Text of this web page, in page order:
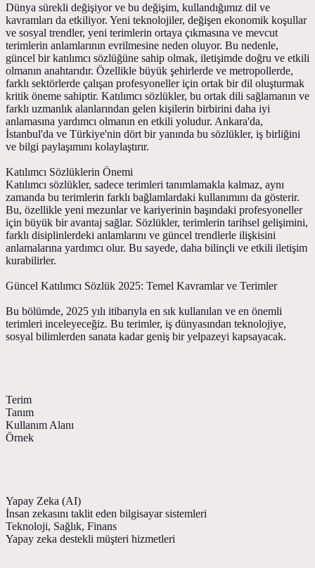
Dünya sürekli değişiyor ve bu değişim, kullandığımız dil ve
kavramları da etkiliyor. Yeni teknolojiler, değişen ekonomik koşullar
ve sosyal trendler, yeni terimlerin ortaya çıkmasına ve mevcut
terimlerin anlamlarının evrilmesine neden oluyor. Bu nedenle,
güncel bir katılımcı sözlüğüne sahip olmak, iletişimde doğru ve etkili
olmanın anahtarıdır. Özellikle büyük şehirlerde ve metropollerde,
farklı sektörlerde çalışan profesyoneller için ortak bir dil oluşturmak
kritik öneme sahiptir. Katılımcı sözlükler, bu ortak dili sağlamanın ve
farklı uzmanlık alanlarından gelen kişilerin birbirini daha iyi
anlamasına yardımcı olmanın en etkili yoludur. Ankara'da,
İstanbul'da ve Türkiye'nin dört bir yanında bu sözlükler, iş birliğini
ve bilgi paylaşımını kolaylaştırır.
Katılımcı Sözlüklerin Önemi
Katılımcı sözlükler, sadece terimleri tanımlamakla kalmaz, aynı
zamanda bu terimlerin farklı bağlamlardaki kullanımını da gösterir.
Bu, özellikle yeni mezunlar ve kariyerinin başındaki profesyoneller
için büyük bir avantaj sağlar. Sözlükler, terimlerin tarihsel gelişimini,
farklı disiplinlerdeki anlamlarını ve güncel trendlerle ilişkisini
anlamalarına yardımcı olur. Bu sayede, daha bilinçli ve etkili iletişim
kurabilirler.
Güncel Katılımcı Sözlük 2025: Temel Kavramlar ve Terimler
Bu bölümde, 2025 yılı itibarıyla en sık kullanılan ve en önemli
terimleri inceleyeceğiz. Bu terimler, iş dünyasından teknolojiye,
sosyal bilimlerden sanata kadar geniş bir yelpazeyi kapsayacak.
Terim
Tanım
Kullanım Alanı
Örnek
Yapay Zeka (AI)
İnsan zekasını taklit eden bilgisayar sistemleri
Teknoloji, Sağlık, Finans
Yapay zeka destekli müşteri hizmetleri